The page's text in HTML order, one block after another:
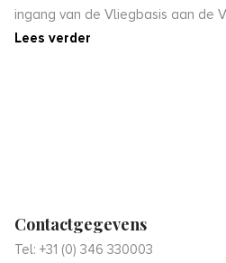
ingang van de Vliegbasis aan de
Lees verder
Contactgegevens
Tel: +31 (0) 346 330003